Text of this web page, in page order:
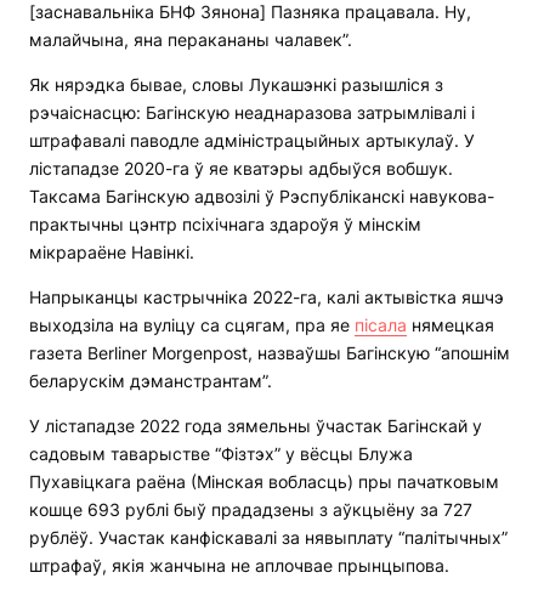
[заснавальніка БНФ Зянона] Пазняка працавала. Ну,
малайчына, яна перакананы чалавек”.
Як нярэдка бывае, словы Лукашэнкі разышліся з
рэчаіснасцю: Багінскую неаднаразова затрымлівалі і
штрафавалі паводле адміністрацыйных артыкулаў. У
лістападзе 2020-га ў яе кватэры адбыўся вобшук.
Таксама Багінскую адвозілі ў Рэспубліканскі навукова-
практычны цэнтр псіхічнага здароўя ў мінскім
мікрараёне Навінкі.
Напрыканцы кастрычніка 2022-га, калі актывістка яшчэ
выходзіла на вуліцу са сцягам, пра яе пісала нямецкая
газета Berliner Morgenpost, назваўшы Багінскую “апошнім
беларускім дэманстрантам”.
У лістападзе 2022 года зямельны ўчастак Багінскай у
садовым таварыстве “Фізтэх” у вёсцы Блужа
Пухавіцкага раёна (Мінская вобласць) пры пачатковым
кошце 693 рублі быў прададзены з аўкцыёну за 727
рублёў. Участак канфіскавалі за нявыплату “палітычных”
штрафаў, якія жанчына не аплочвае прынцыпова.